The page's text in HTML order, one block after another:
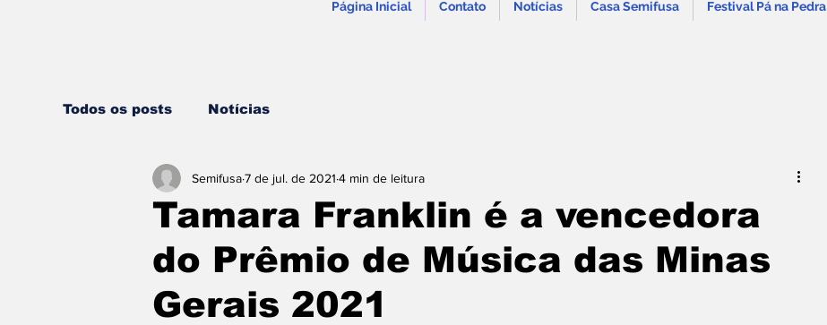
Página Inicial Contato Notícias Casa Semifusa Festival Pá na Pedra
Todos os posts Notícias
Tamara Franklin é a vencedora
do Prêmio de Música das Minas
Gerais 2021
Semifusa7 de jul. de 2021 4 min de leitura